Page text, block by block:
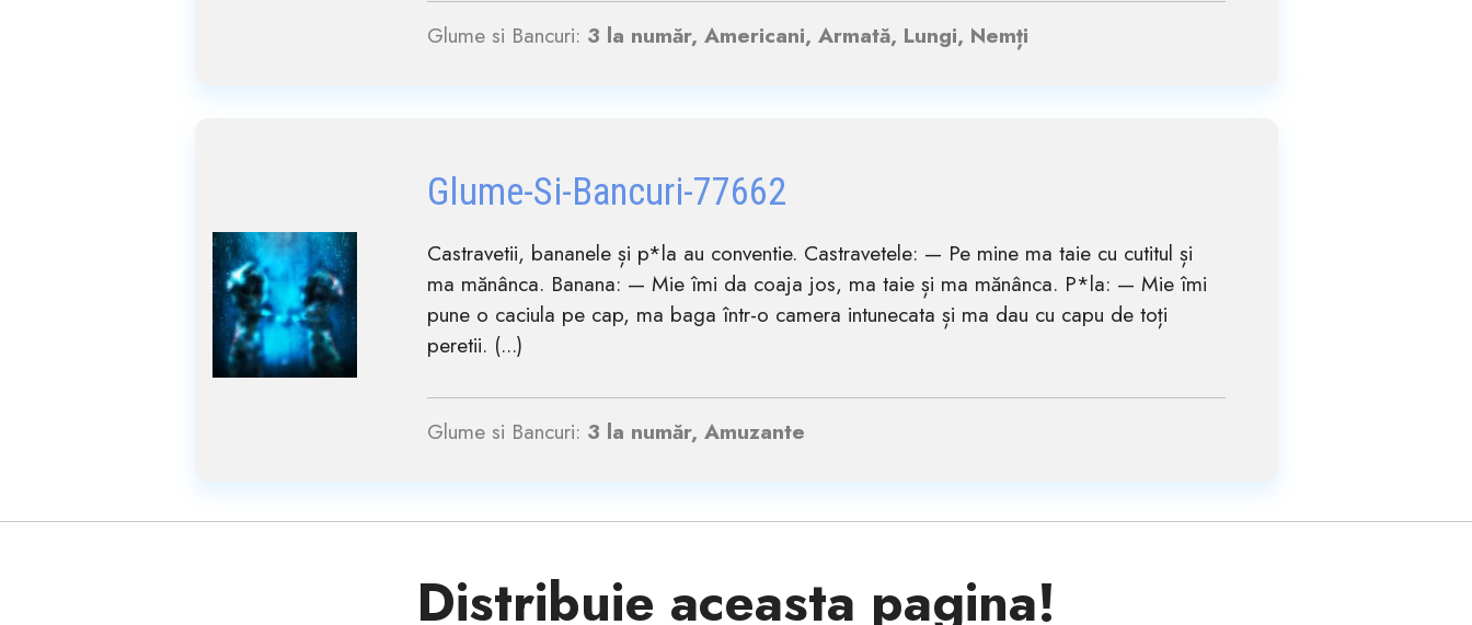
Glume si Bancuri: 3 la număr, Americani, Armată, Lungi, Nemți
Glume-Si-Bancuri-77662
Castravetii, bananele și p*la au conventie. Castravetele: — Pe mine ma taie cu cutitul și
ma mănânca. Banana: — Mie îmi da coaja jos, ma taie și ma mănânca. P*la: — Mie îmi
pune o caciula pe cap, ma baga într-o camera intunecata și ma dau cu capu de toți
peretii. (...)
Glume si Bancuri: 3 la număr, Amuzante
Distribuie aceasta pagina!